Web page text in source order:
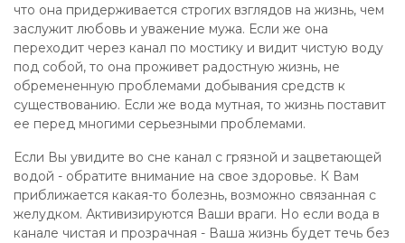
что она придерживается строгих взглядов на жизнь, чем
заслужит любовь и уважение мужа. Если же она
переходит через канал по мостику и видит чистую воду
под собой, то она проживет радостную жизнь, не
обремененную проблемами добывания средств к
существованию. Если же вода мутная, то жизнь поставит
ее перед многими серьезными проблемами.
Если Вы увидите во сне канал с грязной и зацветающей
водой - обратите внимание на свое здоровье. К Вам
приближается какая-то болезнь, возможно связанная с
желудком. Активизируются Ваши враги. Но если вода в
канале чистая и прозрачная - Ваша жизнь будет течь без